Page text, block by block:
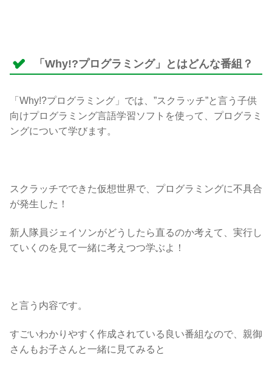
「Why!?プログラミング」とはどんな番組？
「Why!?プログラミング」では、”スクラッチ”と言う子供
向けプログラミング言語学習ソフトを使って、プログラミ
ングについて学びます。
スクラッチでできた仮想世界で、プログラミングに不具合
が発生した！
新人隊員ジェイソンがどうしたら直るのか考えて、実行し
ていくのを見て一緒に考えつつ学ぶよ！
と言う内容です。
すごいわかりやすく作成されている良い番組なので、親御
さんもお子さんと一緒に見てみると